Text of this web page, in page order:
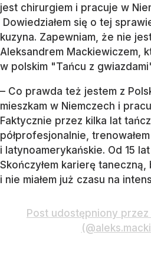
jest chirurgiem i pracuje w
Dowiedziałem się o tej
kuzyna. Zapewniam, że nie
Aleksandrem Mackiewiczem,
w polskim "Tańcu z
– Co prawda też jestem z
mieszkam w Niemczech i
Faktycznie przez kilka lat
półprofesjonalnie,
i latynoamerykańskie. Od 15
Skończyłem karierę taneczną,
i nie miałem już czasu na
Post udostępniony